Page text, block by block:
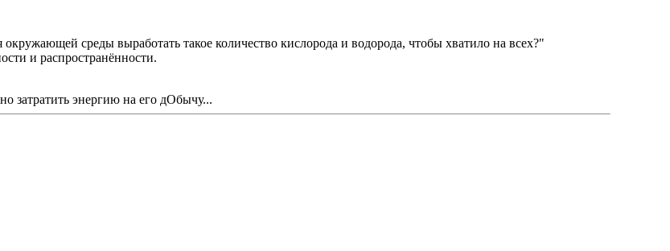
среды выработать такое количество кислорода и водорода, чтобы хватило на всех?"
и распространённости.
затратить энергию на его дОбычу...